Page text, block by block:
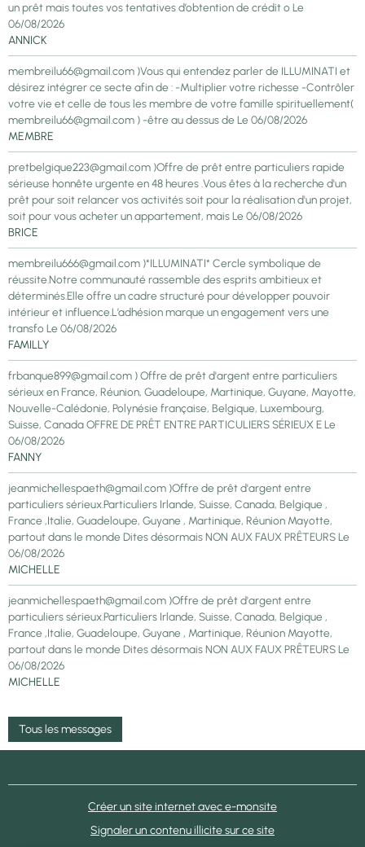
un prêt mais toutes vos tentatives d’obtention de crédit oLe
06/08/2026
ANNICK
membreilu66@gmail.com )Vous qui entendez parler de ILLUMINATI et
désirez intégrer ce secte afin de : -Multiplier votre richesse -Contrôler
votre vie et celle de tous les membre de votre famille spirituellement(
membreilu66@gmail.com ) -être au dessus deLe 06/08/2026
MEMBRE
pretbelgique223@gmail.com )Offre de prêt entre particuliers rapide
sérieuse honnête urgente en 48 heures .Vous êtes à la recherche d'un
prêt pour soit relancer vos activités soit pour la réalisation d'un projet,
soit pour vous acheter un appartement, maisLe 06/08/2026
BRICE
membreilu666@gmail.com )*ILLUMINATI* Cercle symbolique de
réussite.Notre communauté rassemble des esprits ambitieux et
déterminés.Elle offre un cadre structuré pour développer pouvoir
intérieur et influence.L’adhésion marque un engagement vers une
transfoLe 06/08/2026
FAMILLY
frbanque899@gmail.com ) Offre de prêt d'argent entre particuliers
sérieux en France, Réunion, Guadeloupe, Martinique, Guyane, Mayotte,
Nouvelle-Calédonie, Polynésie française, Belgique, Luxembourg,
Suisse, Canada OFFRE DE PRÊT ENTRE PARTICULIERS SÉRIEUX ELe
06/08/2026
FANNY
jeanmichellespaeth@gmail.com )Offre de prêt d'argent entre
particuliers sérieux.Particuliers Irlande, Suisse, Canada, Belgique ,
France ,Italie, Guadeloupe, Guyane , Martinique, Réunion Mayotte,
partout dans le monde Dites désormais NON AUX FAUX PRÊTEURSLe
06/08/2026
MICHELLE
jeanmichellespaeth@gmail.com )Offre de prêt d'argent entre
particuliers sérieux.Particuliers Irlande, Suisse, Canada, Belgique ,
France ,Italie, Guadeloupe, Guyane , Martinique, Réunion Mayotte,
partout dans le monde Dites désormais NON AUX FAUX PRÊTEURSLe
06/08/2026
MICHELLE
Tous les messages
Créer un site internet avec e-monsite
Signaler un contenu illicite sur ce site